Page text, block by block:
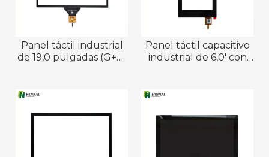
Panel táctil industrial
de 19,0 pulgadas (G+G,
Panel táctil capacitivo
industrial de 6,0' con